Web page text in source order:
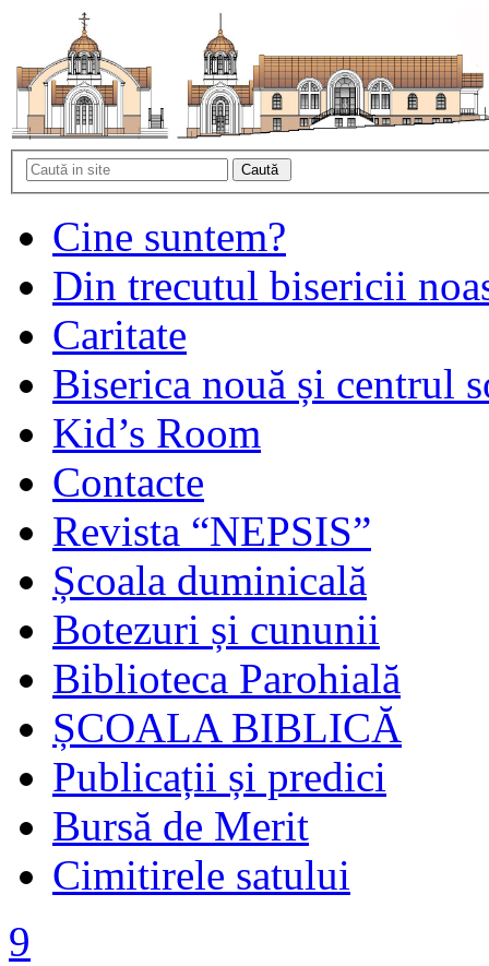
Cine suntem?
Din trecutul bisericii
Caritate
Biserica nouă și centrul
Kid’s Room
Contacte
Revista “NEPSIS”
Școala duminicală
Botezuri și cununii
Biblioteca Parohială
ȘCOALA BIBLICĂ
Publicații și predici
Bursă de Merit
Cimitirele satului
9